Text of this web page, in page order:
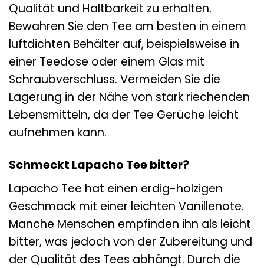
Qualität und Haltbarkeit zu erhalten.
Bewahren Sie den Tee am besten in einem
luftdichten Behälter auf, beispielsweise in
einer Teedose oder einem Glas mit
Schraubverschluss. Vermeiden Sie die
Lagerung in der Nähe von stark riechenden
Lebensmitteln, da der Tee Gerüche leicht
aufnehmen kann.
Schmeckt Lapacho Tee bitter?
Lapacho Tee hat einen erdig-holzigen
Geschmack mit einer leichten Vanillenote.
Manche Menschen empfinden ihn als leicht
bitter, was jedoch von der Zubereitung und
der Qualität des Tees abhängt. Durch die